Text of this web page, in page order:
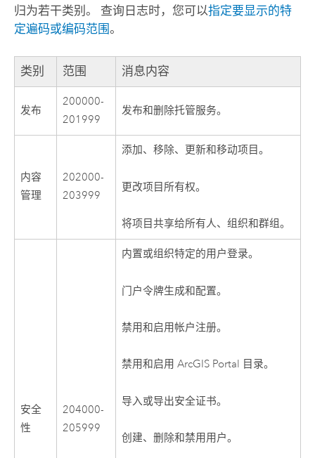
归为若干类别。 查询日志时，您可以指定要显示的特
定遍码或编码范围。
类别 范围 消息内容
发布
200000-
201999
发布和删除托管服务。
内容
管理
202000-
203999
添加、移除、更新和移动项目。
更改项目所有权。
将项目共享给所有人、组织和群组。
安全
性
204000-
205999
内置或组织特定的用户登录。
门户令牌生成和配置。
禁用和启用帐户注册。
禁用和启用 ArcGIS Portal 目录。
导入或导出安全证书。
创建、删除和禁用用户。